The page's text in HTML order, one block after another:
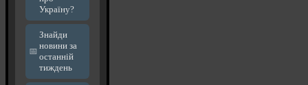
Україну?
Знайди
новини за
останній
тиждень